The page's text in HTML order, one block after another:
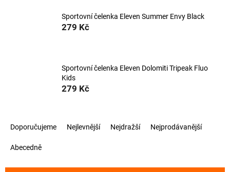
Sportovní čelenka Eleven Summer Envy Black
279 Kč
Sportovní čelenka Eleven Dolomiti Tripeak Fluo
Kids
279 Kč
Doporučujeme Nejlevnější Nejdražší Nejprodávanější
Abecedně